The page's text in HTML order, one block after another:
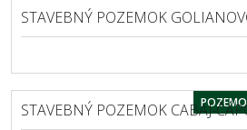
STAVEBNÝ POZEMOK
STAVEBNÝ POZEMOK CABAJ-